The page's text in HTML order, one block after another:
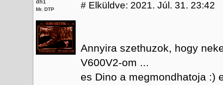
dh1
Mr. DTP # Elküldve: 2021. Júl. 31. 23:42
Annyira szethuzok, hogy
V600V2-om ...
es Dino a megmondhatoja :)